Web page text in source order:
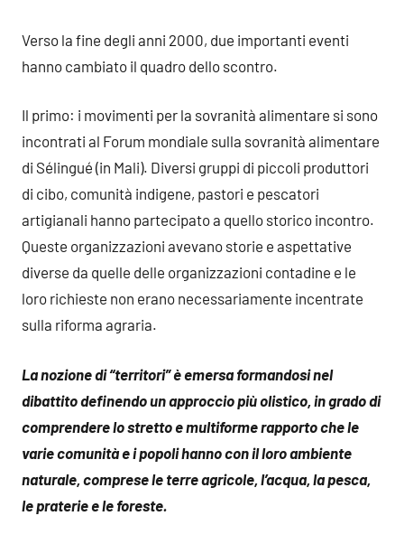
Verso la fine degli anni 2000, due importanti eventi
hanno cambiato il quadro dello scontro.
Il primo: i movimenti per la sovranità alimentare si sono
incontrati al Forum mondiale sulla sovranità alimentare
di Sélingué (in Mali). Diversi gruppi di piccoli produttori
di cibo, comunità indigene, pastori e pescatori
artigianali hanno partecipato a quello storico incontro.
Queste organizzazioni avevano storie e aspettative
diverse da quelle delle organizzazioni contadine e le
loro richieste non erano necessariamente incentrate
sulla riforma agraria.
La nozione di “territori” è emersa formandosi nel
dibattito definendo un approccio più olistico, in grado di
comprendere lo stretto e multiforme rapporto che le
varie comunità e i popoli hanno con il loro ambiente
naturale, comprese le terre agricole, l’acqua, la pesca,
le praterie e le foreste.